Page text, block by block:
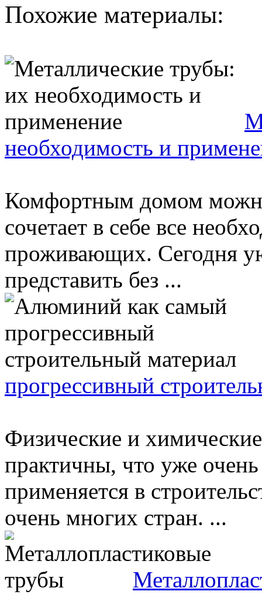
Похожие материалы:
необходимость и
Комфортным домом можно
сочетает в себе все
проживающих. Сегодня
представить без ...
прогрессивный
Физические и
практичны, что уже
применяется в
очень многих стран. ...